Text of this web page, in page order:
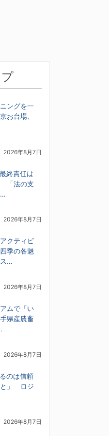
ングを一
お台場、
2026年8月7日
終責任は
「法の支
…
2026年8月7日
クティビ
季の各魅
…
2026年8月7日
ムで「い
県産農畜
2026年8月7日
のは信頼
と」 ロジ
2026年8月7日